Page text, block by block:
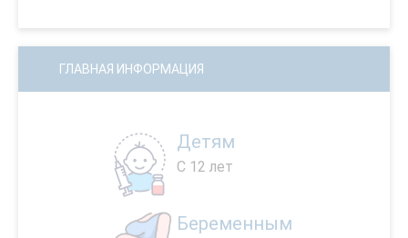
ГЛАВНАЯ ИНФОРМАЦИЯ
Детям
С 12 лет
Беременным